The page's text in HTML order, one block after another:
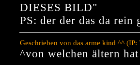
DIESES BILD"
PS: der der das da
Geschrieben von das arme kind ^^
^von welchen ältern